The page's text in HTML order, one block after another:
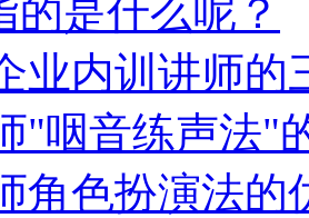
的是什么呢？
业内训讲师的
"咽音练声法"
角色扮演法的